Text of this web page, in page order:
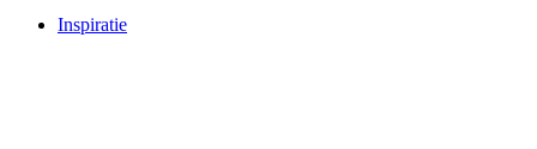
Inspiratie